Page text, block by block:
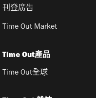
刊登廣告
Time Out Market
Time Out產品
Time Out全球